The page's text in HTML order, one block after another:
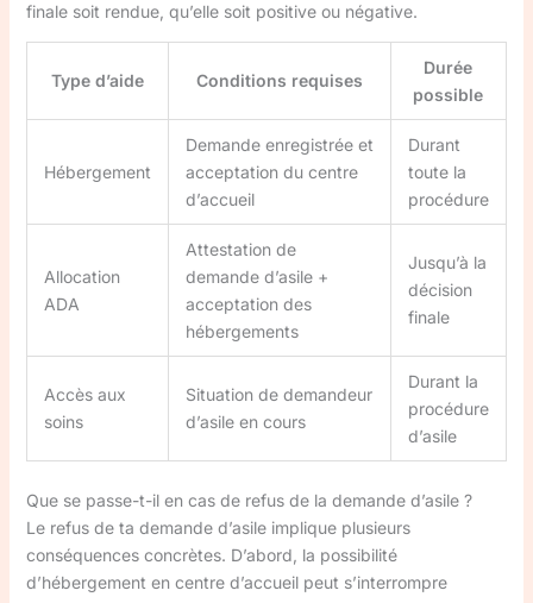
finale soit rendue, qu’elle soit positive ou négative.
Type d’aide Conditions requises
Durée
possible
Hébergement
Demande enregistrée et
acceptation du centre
d’accueil
Durant
toute la
procédure
Allocation
ADA
Attestation de
demande d’asile +
acceptation des
hébergements
Jusqu’à la
décision
finale
Accès aux
soins
Situation de demandeur
d’asile en cours
Durant la
procédure
d’asile
Que se passe-t-il en cas de refus de la demande d’asile ?
Le refus de ta demande d’asile implique plusieurs
conséquences concrètes. D’abord, la possibilité
d’hébergement en centre d’accueil peut s’interrompre